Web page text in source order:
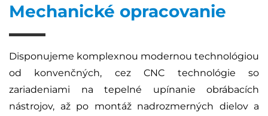
Mechanické opracovanie
Disponujeme komplexnou modernou technológiou
od konvenčných, cez CNC technológie so
zariadeniami na tepelné upínanie obrábacích
nástrojov, až po montáž nadrozmerných dielov a